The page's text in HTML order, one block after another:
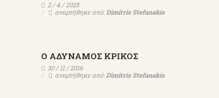
2 / 4 / 2025
αναρτήθηκε από:Dimitris Stefanakis
Ο ΑΔΥΝΑΜΟΣ ΚΡΙΚΟΣ
30 / 11 / 2016
αναρτήθηκε από:Dimitris Stefanakis